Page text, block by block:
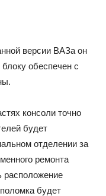
версии ВАЗа он
обеспечен с
консоли точно
будет
отделении за
ремонта
расположение
будет